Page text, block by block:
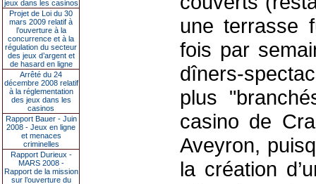
jeux dans les casinos
Projet de Loi du 30
mars 2009 relatif à
l’ouverture à la
concurrence et à la
régulation du secteur
des jeux d’argent et
de hasard en ligne
Arrêté du 24
décembre 2008 relatif
à la réglementation
des jeux dans les
casinos
Rapport Bauer - Juin
2008 - Jeux en ligne
et menaces
criminelles
Rapport Durieux -
MARS 2008 -
Rapport de la mission
sur l’ouverture du
une terrasse
fois par
dîners-
plus
casino de
Aveyron,
la création